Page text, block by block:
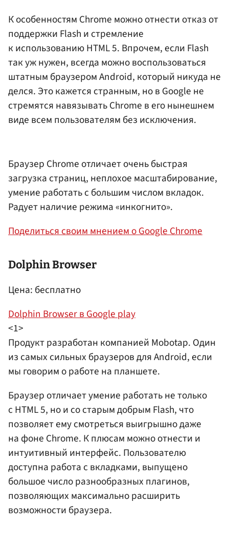
К особенностям Chrome можно отнести отказ от
поддержки Flash и стремление
к использованию HTML 5. Впрочем, если Flash
так уж нужен, всегда можно воспользоваться
штатным браузером Android, который никуда не
делся. Это кажется странным, но в Google не
стремятся навязывать Chrome в его нынешнем
виде всем пользователям без исключения.
Браузер Chrome отличает очень быстрая
загрузка страниц, неплохое масштабирование,
умение работать с большим числом вкладок.
Радует наличие режима «инкогнито».
Поделиться своим мнением о Google Chrome
Dolphin Browser
Цена: бесплатно
Dolphin Browser в Google play
<1>
Продукт разработан компанией Mobotap. Один
из самых сильных браузеров для Android, если
мы говорим о работе на планшете.
Браузер отличает умение работать не только
с HTML 5, но и со старым добрым Flash, что
позволяет ему смотреться выигрышно даже
на фоне Chrome. К плюсам можно отнести и
интуитивный интерфейс. Пользователю
доступна работа с вкладками, выпущено
большое число разнообразных плагинов,
позволяющих максимально расширить
возможности браузера.